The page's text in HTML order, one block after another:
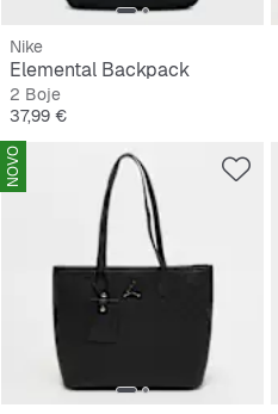
Nike
Elemental Backpack
2 Boje
Cijena
37,99 €
NOVO